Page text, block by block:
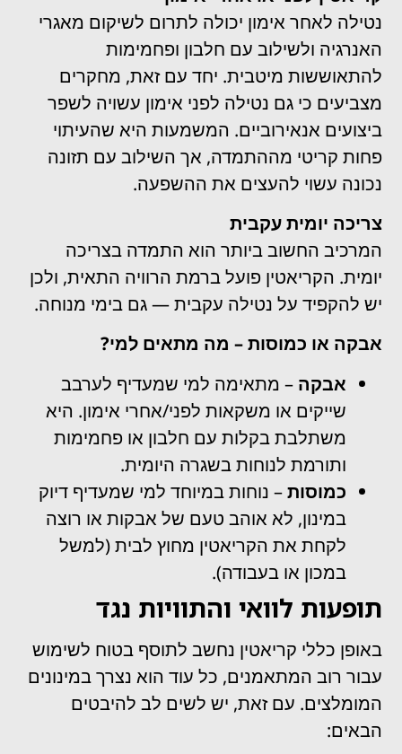
נטילה לאחר אימון יכולה לתרום לשיקום מאגרי
האנרגיה ולשילוב עם חלבון ופחמימות
להתאוששות מיטבית. יחד עם זאת, מחקרים
מצביעים כי גם נטילה לפני אימון עשויה לשפר
ביצועים אנאירוביים. המשמעות היא שהעיתוי
פחות קריטי מההתמדה, אך השילוב עם תזונה
נכונה עשוי להעצים את ההשפעה.
צריכה יומית עקבית
המרכיב החשוב ביותר הוא התמדה בצריכה
יומית. הקריאטין פועל ברמת הרוויה התאית, ולכן
יש להקפיד על נטילה עקבית — גם בימי מנוחה.
אבקה או כמוסות – מה מתאים למי?
אבקה – מתאימה למי שמעדיף לערבב
שייקים או משקאות לפני/אחרי אימון. היא
משתלבת בקלות עם חלבון או פחמימות
ותורמת לנוחות בשגרה היומית.
כמוסות– נוחות במיוחד למי שמעדיף דיוק
במינון, לא אוהב טעם של אבקות או רוצה
לקחת את הקריאטין מחוץ לבית (למשל
במכון או בעבודה).
תופעות לוואי והתוויות נגד
באופן כללי קריאטין נחשב לתוסף בטוח לשימוש
עבור רוב המתאמנים, כל עוד הוא נצרך במינונים
המומלצים. עם זאת, יש לשים לב להיבטים
הבאים: